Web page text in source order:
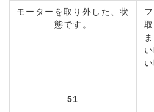
モーターを取り外した、状
態です。
51